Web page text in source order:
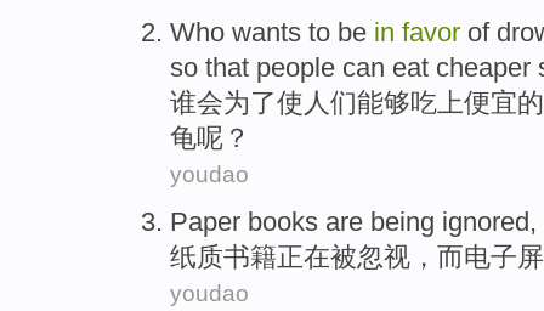
Who wants to be in favor of
so that people can eat cheaper
谁会为了使人们能够吃上便宜
龟呢？
youdao
Paper books are being ignored,
纸质书籍正在被忽视 ，而电子
youdao